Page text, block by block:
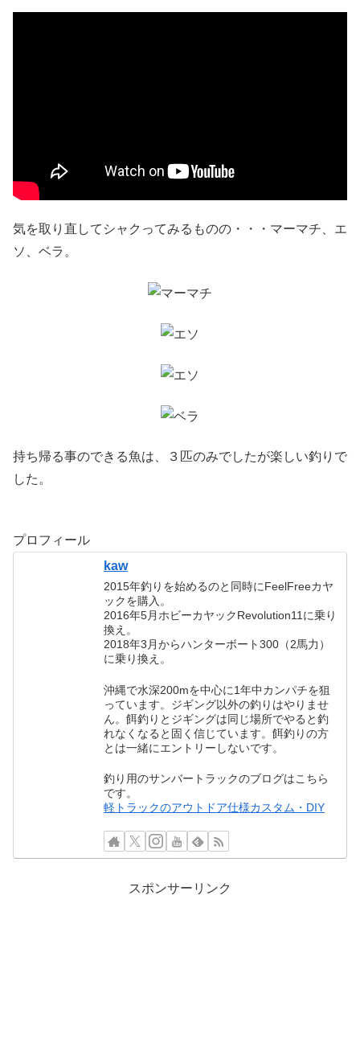
気を取り直してシャクってみるものの・・・マーマチ、エ
ソ、ベラ。
持ち帰る事のできる魚は、３匹のみでしたが楽しい釣りで
した。
プロフィール
kaw
2015年釣りを始めるのと同時にFeelFreeカヤ
ックを購入。
2016年5月ホビーカヤックRevolution11に乗り
換え。
2018年3月からハンターボート300（2馬力）
に乗り換え。
沖縄で水深200mを中心に1年中カンパチを狙
っています。ジギング以外の釣りはやりませ
ん。餌釣りとジギングは同じ場所でやると釣
れなくなると固く信じています。餌釣りの方
とは一緒にエントリーしないです。
釣り用のサンバートラックのブログはこちら
です。
軽トラックのアウトドア仕様カスタム・DIY
スポンサーリンク